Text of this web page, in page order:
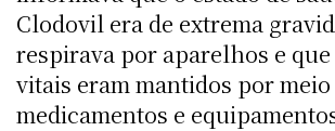
Clodovil era de extrema
respirava por aparelhos e que
vitais eram mantidos por meio
medicamentos e